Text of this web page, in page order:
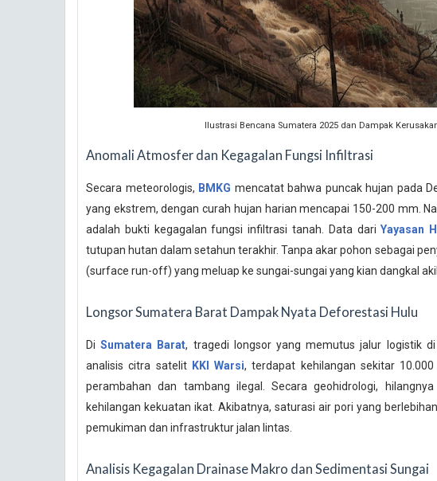
Ilustrasi Bencana Sumatera 2025 dan Dampak
Anomali Atmosfer dan Kegagalan Fungsi Infiltrasi
Secara meteorologis, BMKG mencatat bahwa puncak hujan pada
yang ekstrem, dengan curah hujan harian mencapai 150-200 mm.
adalah bukti kegagalan fungsi infiltrasi tanah. Data dariYayasan
tutupan hutan dalam setahun terakhir. Tanpa akar pohon sebagai
(surface run-off) yang meluap ke sungai-sungai yang kian dangkal
Longsor Sumatera Barat Dampak Nyata Deforestasi Hulu
DiSumatera Barat, tragedi longsor yang memutus jalur logistik
analisis citra satelit KKI Warsi, terdapat kehilangan sekitar
perambahan dan tambang ilegal. Secara geohidrologi,
kehilangan kekuatan ikat. Akibatnya, saturasi air pori yang
pemukiman dan infrastruktur jalan lintas.
Analisis Kegagalan Drainase Makro dan Sedimentasi Sungai